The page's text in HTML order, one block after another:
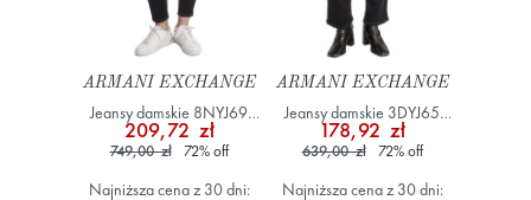
ARMANI EXCHANGE
Jeansy damskie 8NYJ69
YWWWZ Granatowy
209,72 zł
749,00 zł 72%off
Najniższa cena z 30 dni:
ARMANI EXCHANGE
Jeansy damskie 3DYJ65
Y15RZ Granatowy
178,92 zł
639,00 zł 72%off
Najniższa cena z 30 dni: